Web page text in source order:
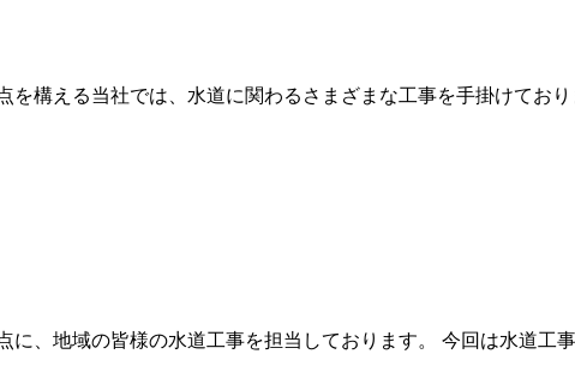
構える当社では、水道に関わるさまざまな工事を手掛けてお
、地域の皆様の水道工事を担当しております。 今回は水道工